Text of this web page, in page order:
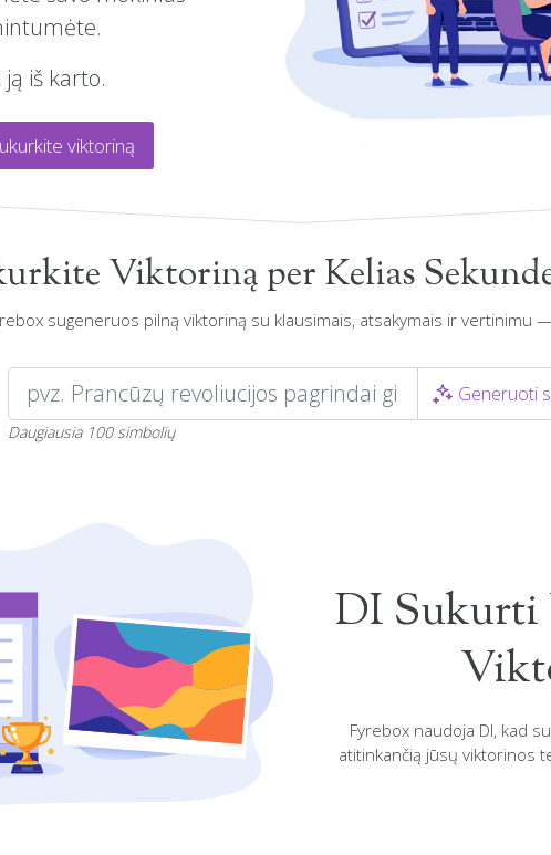
iš karto.
viktoriną
Viktoriną per Kelias
sugeneruos pilną viktoriną su klausimais, atsakymais ir vertinimu
Generuoti
Daugiausia 100 simbolių
DI Sukurti
Fyrebox naudoja DI, kad
atitinkančią jūsų viktorinos